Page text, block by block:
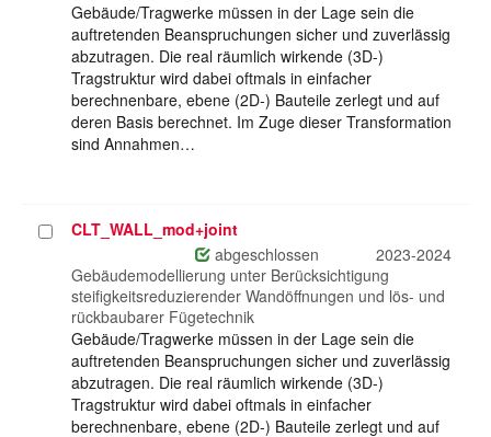
Gebäude/Tragwerke müssen in der Lage sein die
auftretenden Beanspruchungen sicher und zuverlässig
abzutragen. Die real räumlich wirkende (3D-)
Tragstruktur wird dabei oftmals in einfacher
berechnenbare, ebene (2D-) Bauteile zerlegt und auf
deren Basis berechnet. Im Zuge dieser Transformation
sind Annahmen…
ProjektCLT_WALL_mod+joint
abgeschlossen
2023-2024
Gebäudemodellierung unter Berücksichtigung
steifigkeitsreduzierender Wandöffnungen und lös- und
rückbaubarer Fügetechnik
Gebäude/Tragwerke müssen in der Lage sein die
auftretenden Beanspruchungen sicher und zuverlässig
abzutragen. Die real räumlich wirkende (3D-)
Tragstruktur wird dabei oftmals in einfacher
berechnenbare, ebene (2D-) Bauteile zerlegt und auf